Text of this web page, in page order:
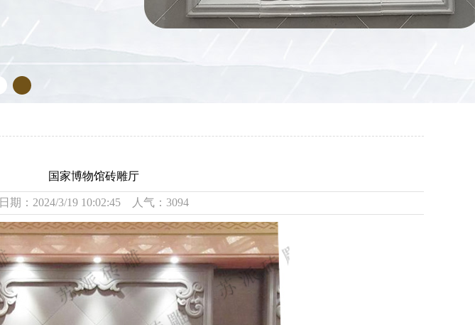
国家博物馆砖雕厅
日期：2024/3/19 10:02:45 人气：3094